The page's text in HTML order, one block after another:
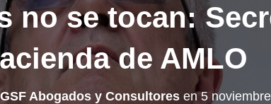
no se tocan:
de AMLO
GSF Abogados y Consultores en5